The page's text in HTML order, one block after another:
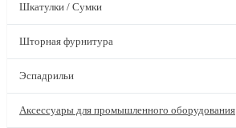
Шкатулки / Сумки
Шторная фурнитура
Эспадрильи
Аксессуары для промышленного оборудования